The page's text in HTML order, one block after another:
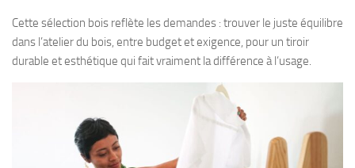
Cette sélection bois reflète les demandes : trouver le juste équilibre
dans l’atelier du bois, entre budget et exigence, pour un tiroir
durable et esthétique qui fait vraiment la différence à l’usage.